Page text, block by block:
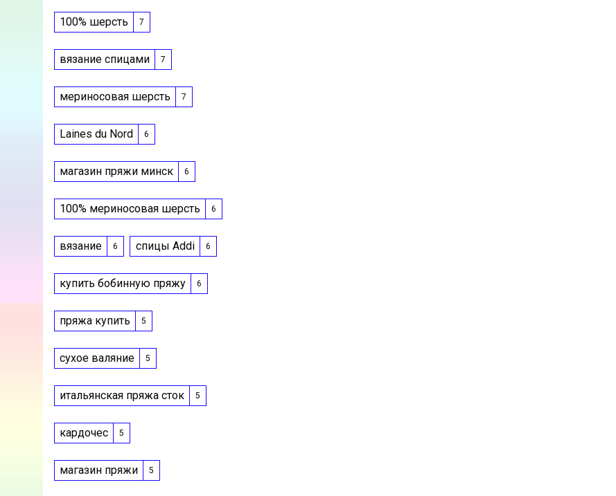
100% шерсть 7
вязание спицами 7
мериносовая шерсть 7
Laines du Nord 6
магазин пряжи минск 6
100% мериносовая шерсть 6
вязание 6 спицы Addi 6
купить бобинную пряжу 6
пряжа купить 5
сухое валяние 5
итальянская пряжа сток 5
кардочес 5
магазин пряжи 5